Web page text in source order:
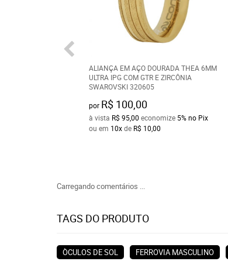
ALIANÇA EM AÇO DOURADA THEA 6MM
ULTRA IPG COM GTR E ZIRCÔNIA
SWAROVSKI 320605
por R$ 100,00
à vista R$ 95,00 economize 5%no Pix
ou em 10xde R$ 10,00
Carregando comentários ...
TAGS DO PRODUTO
ÒCULOS DE SOL FERROVIA MASCULINO